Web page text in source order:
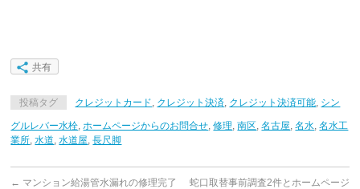
共有
投稿タグ クレジットカード, クレジット決済, クレジット決済可能, シン
グルレバー水栓,ホームページからのお問合せ,修理,南区,名古屋,名水,名水工
業所,水道,水道屋,長尺脚
← マンション給湯管水漏れの修理完了
蛇口取替事前調査2件とホームページ